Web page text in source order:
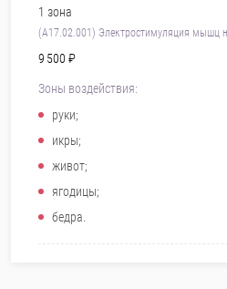
1 зона
(A17.02.001) Электростимуляция мышц
9 500 ₽
Зоны воздействия:
руки;
икры;
живот;
ягодицы;
бедра.